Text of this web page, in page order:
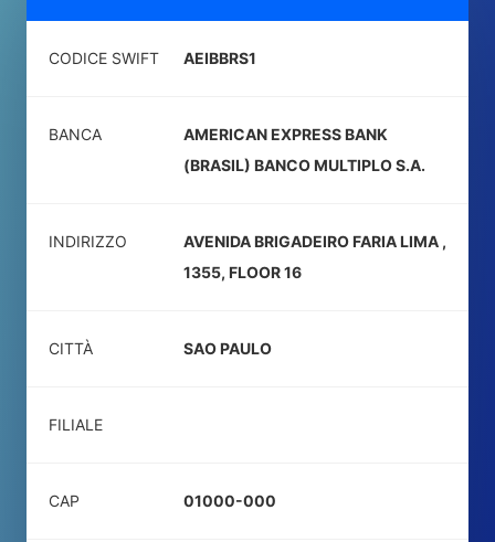
CODICE SWIFT AEIBBRS1
BANCA
AMERICAN EXPRESS BANK
(BRASIL) BANCO MULTIPLO S.A.
INDIRIZZO
AVENIDA BRIGADEIRO FARIA LIMA ,
1355, FLOOR 16
CITTÀ SAO PAULO
FILIALE
CAP 01000-000